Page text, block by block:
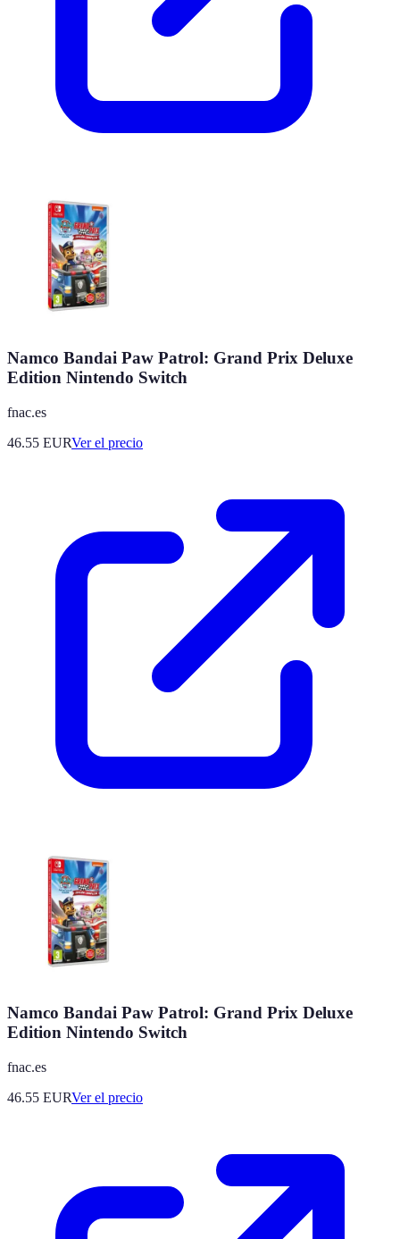
Namco Bandai Paw Patrol: Grand Prix Deluxe
Edition Nintendo Switch
fnac.es
46.55 EURVer el precio
Namco Bandai Paw Patrol: Grand Prix Deluxe
Edition Nintendo Switch
fnac.es
46.55 EURVer el precio